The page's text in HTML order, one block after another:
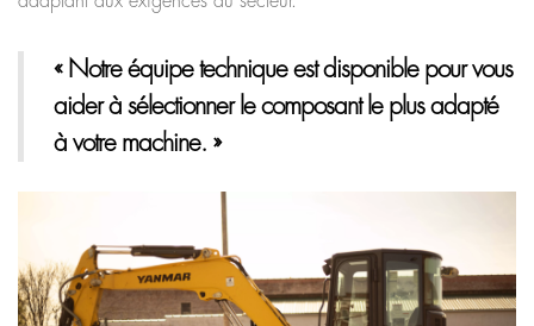
« Notre équipe technique est disponible pour vous
aider à sélectionner le composant le plus adapté
à votre machine. »